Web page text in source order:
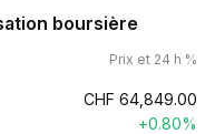
boursière
Prix et 24 h %
CHF 64,849.00
+0.80%